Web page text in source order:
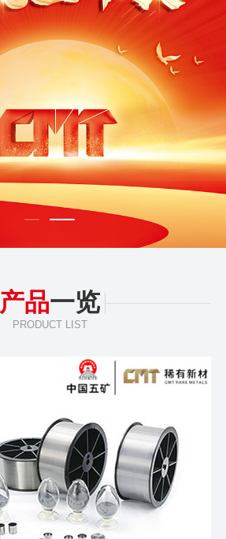
产品一览
PRODUCT LIST